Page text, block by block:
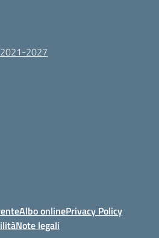
2021-2027
Albo onlinePrivacy Policy
Note legali